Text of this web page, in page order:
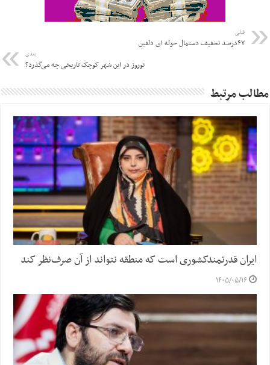
قبلی
۴۷درصد تخفیف دستمال حوله ای دلفین
بعدی
نوروز در این شهر کوچک تاریخی چه می‌گذرد؟
مطالب مرتبط
ایران قدرتمندکشوری است که منطقه نتواند از آن صرف‌نظر کند
۱۴۰۵/۰۵/۱۶